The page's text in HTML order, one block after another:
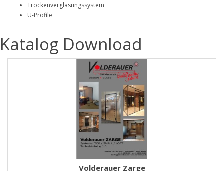
Trockenverglasungssystem
U-Profile
Katalog Download
Volderauer Zarge